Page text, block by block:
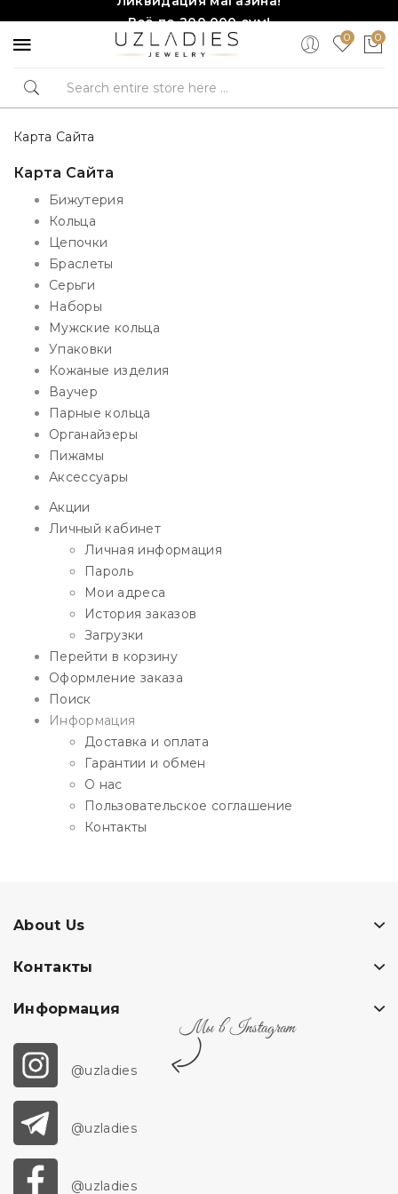
Всё по 200,000 сум!
Торопитесь, количество ограничено!❤️!0 0
Карта Сайта
Карта Сайта
Бижутерия
Кольца
Цепочки
Браслеты
Серьги
Наборы
Мужские кольца
Упаковки
Кожаные изделия
Ваучер
Парные кольца
Органайзеры
Пижамы
Аксессуары
Акции
Личный кабинет
Личная информация
Пароль
Мои адреса
История заказов
Загрузки
Перейти в корзину
Оформление заказа
Поиск
Информация
Доставка и оплата
Гарантии и обмен
О нас
Пользовательское соглашение
Контакты
About Us
Контакты
Информация
@uzladies
@uzladies
@uzladies
Мы в Instagram